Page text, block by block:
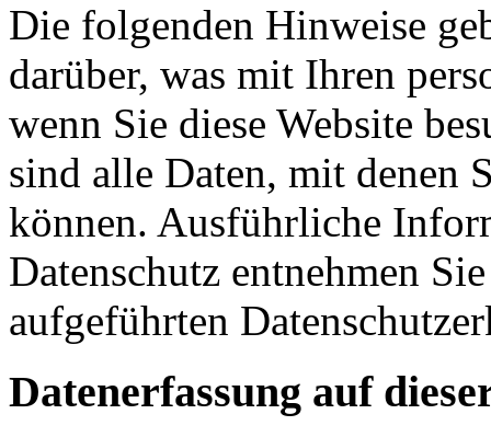
Die folgenden Hinweise
darüber, was mit Ihren
wenn Sie diese Website
sind alle Daten, mit denen
kön­nen. Ausführliche
Datenschutz entnehmen
aufgeführten
Datenerfassung auf